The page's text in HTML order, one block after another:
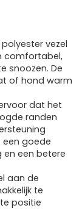
vezel
comfortabel,
snoozen. De
of hond warm
dat het
randen
een goede
een betere
aan de
te
positie